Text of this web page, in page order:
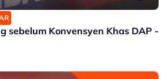
sebelum Konvensyen Khas DAP -